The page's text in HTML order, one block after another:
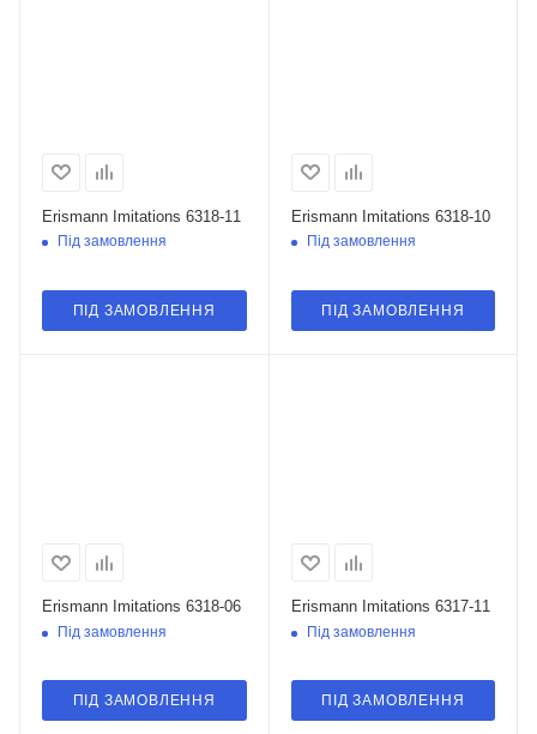
Erismann Imitations 6318-11
Під замовлення
ПІД ЗАМОВЛЕННЯ
Erismann Imitations 6318-10
Під замовлення
ПІД ЗАМОВЛЕННЯ
Erismann Imitations 6318-06
Під замовлення
ПІД ЗАМОВЛЕННЯ
Erismann Imitations 6317-11
Під замовлення
ПІД ЗАМОВЛЕННЯ